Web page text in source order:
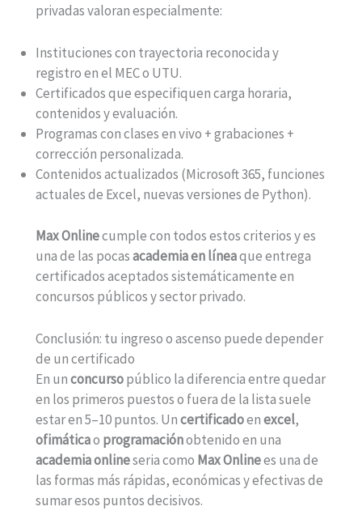
privadas valoran especialmente:
Instituciones con trayectoria reconocida y
registro en el MEC o UTU.
Certificados que especifiquen carga horaria,
contenidos y evaluación.
Programas con clases en vivo + grabaciones +
corrección personalizada.
Contenidos actualizados (Microsoft 365, funciones
actuales de Excel, nuevas versiones de Python).
Max Onlinecumple con todos estos criterios y es
una de las pocasacademia en líneaque entrega
certificados aceptados sistemáticamente en
concursos públicos y sector privado.
Conclusión: tu ingreso o ascenso puede depender
de un certificado
En unconcursopúblico la diferencia entre quedar
en los primeros puestos o fuera de la lista suele
estar en 5–10 puntos. Uncertificadoenexcel,
ofimáticao programaciónobtenido en una
academia onlineseria como Max Onlinees una de
las formas más rápidas, económicas y efectivas de
sumar esos puntos decisivos.